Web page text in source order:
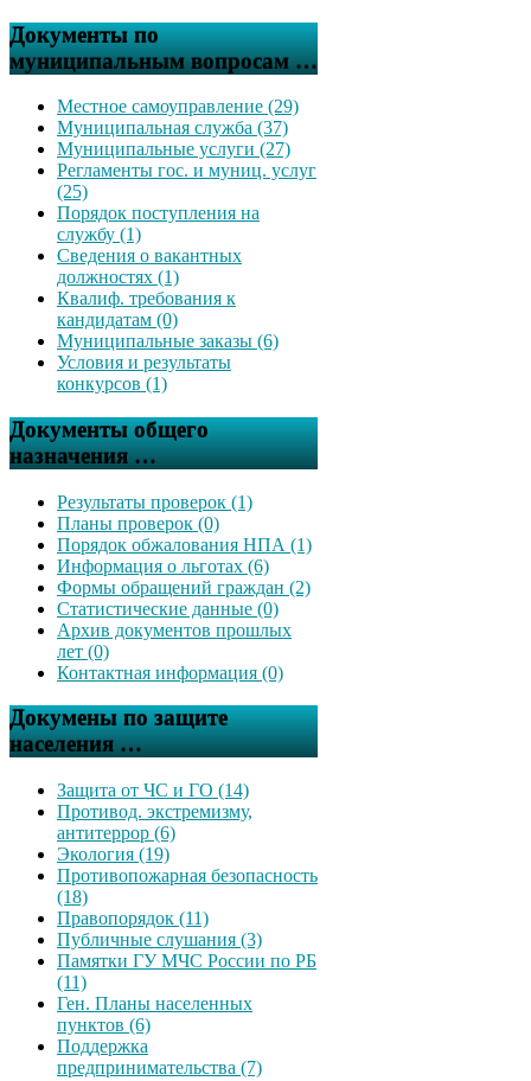
Документы по
муниципальным вопросам …
Местное самоуправление (29)
Муниципальная служба (37)
Муниципальные услуги (27)
Регламенты гос. и муниц. услуг
(25)
Порядок поступления на
службу (1)
Сведения о вакантных
должностях (1)
Квалиф. требования к
кандидатам (0)
Муниципальные заказы (6)
Условия и результаты
конкурсов (1)
Документы общего
назначения …
Результаты проверок (1)
Планы проверок (0)
Порядок обжалования НПА (1)
Информация о льготах (6)
Формы обращений граждан (2)
Статистические данные (0)
Архив документов прошлых
лет (0)
Контактная информация (0)
Докумены по защите
населения …
Защита от ЧС и ГО (14)
Противод. экстремизму,
антитеррор (6)
Экология (19)
Противопожарная безопасность
(18)
Правопорядок (11)
Публичные слушания (3)
Памятки ГУ МЧС России по РБ
(11)
Ген. Планы населенных
пунктов (6)
Поддержка
предпринимательства (7)